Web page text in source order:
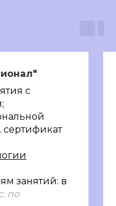
с
сертификат
занятий: в
по